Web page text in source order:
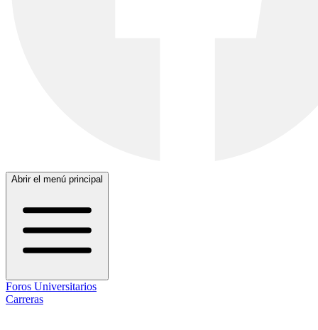
Abrir el menú principal
Foros Universitarios
Carreras